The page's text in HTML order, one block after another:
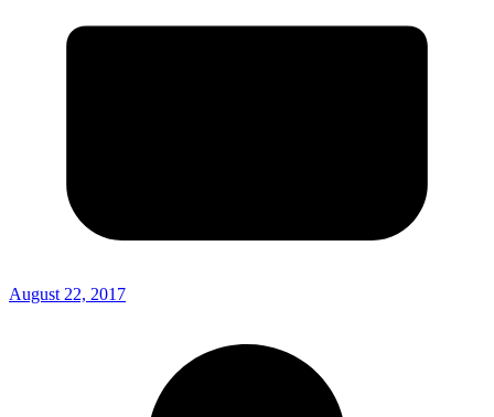
August 22, 2017